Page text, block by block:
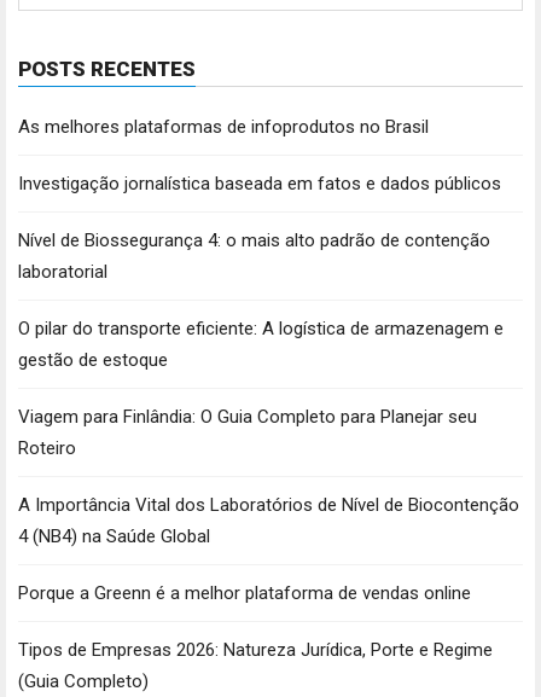
por:
POSTS RECENTES
As melhores plataformas de infoprodutos no Brasil
Investigação jornalística baseada em fatos e dados públicos
Nível de Biossegurança 4: o mais alto padrão de contenção
laboratorial
O pilar do transporte eficiente: A logística de armazenagem e
gestão de estoque
Viagem para Finlândia: O Guia Completo para Planejar seu
Roteiro
A Importância Vital dos Laboratórios de Nível de Biocontenção
4 (NB4) na Saúde Global
Porque a Greenn é a melhor plataforma de vendas online
Tipos de Empresas 2026: Natureza Jurídica, Porte e Regime
(Guia Completo)